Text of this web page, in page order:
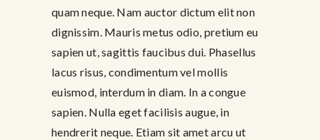
quam neque. Nam auctor dictum elit non
dignissim. Mauris metus odio, pretium eu
sapien ut, sagittis faucibus dui. Phasellus
lacus risus, condimentum vel mollis
euismod, interdum in diam. In a congue
sapien. Nulla eget facilisis augue, in
hendrerit neque. Etiam sit amet arcu ut